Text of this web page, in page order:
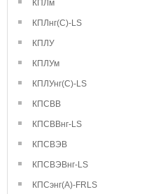
КПЛм
КПЛнг(С)-LS
КПЛУ
КПЛУм
КПЛУнг(С)-LS
КПСВВ
КПСВВнг-LS
КПСВЭВ
КПСВЭВнг-LS
КПСэнг(А)-FRLS